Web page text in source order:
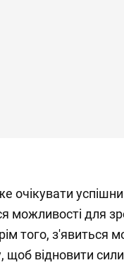
очікувати
можливості для
того, з'явиться
щоб відновити